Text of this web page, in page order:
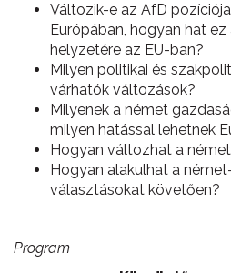
Változik-e az AfD
Európában, hogyan hat ez
helyzetére az EU-ban?
Milyen politikai és
várhatók változások?
Milyenek a német
milyen hatással lehetnek
Hogyan változhat a
Hogyan alakulhat a
választásokat követően?
Program